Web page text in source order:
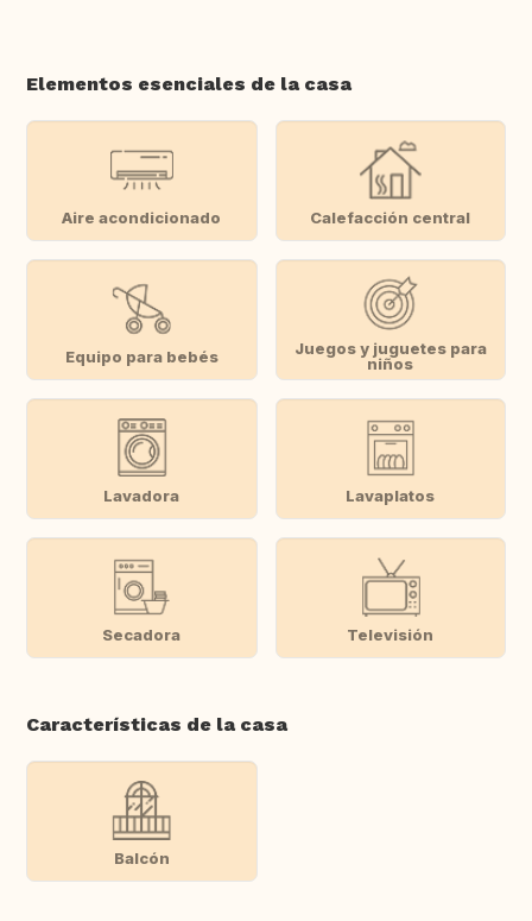
Elementos esenciales de la casa
Aire acondicionado Calefacción central
Equipo para bebés
Juegos y juguetes para
niños
Lavadora Lavaplatos
Secadora Televisión
Características de la casa
Balcón